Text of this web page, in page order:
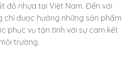
đồ nhựa tại Việt Nam. Đến với
chỉ được hưởng những sản phẩm
phục vụ tận tình với sự cam kết
trường.